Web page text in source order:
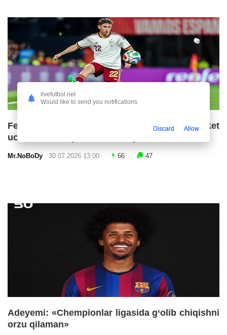
Fermin Lopes «Barselona»ning ketma-ket
uchinchi chempionlik imkoniyatlarini baholadi
Mr.NoBoDy 30.07.2026 13:00 66 47
Adeyemi: «Chempionlar ligasida g‘olib chiqishni
orzu qilaman»
livefutbol.net
Would like to send you notifications
Discard Allow